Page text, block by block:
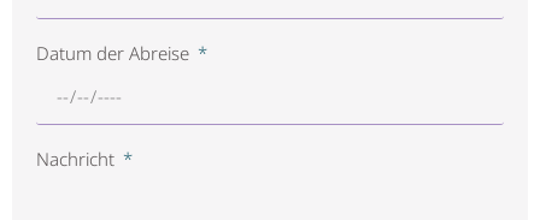
Datum der Abreise
Nachricht